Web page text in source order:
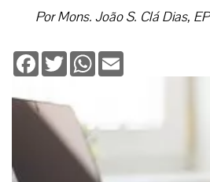
Por Mons. João S. Clá Dias, EP
Facebook
TwitterWhatsApp